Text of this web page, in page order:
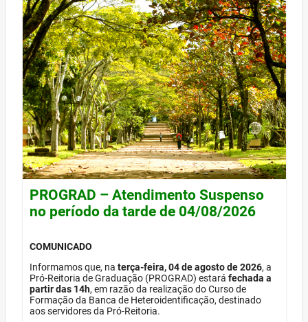
PROGRAD – Atendimento Suspenso
no período da tarde de 04/08/2026
COMUNICADO
Informamos que, na terça-feira, 04 de agosto de 2026, a
Pró-Reitoria de Graduação (PROGRAD) estará fechada a
partir das 14h, em razão da realização do Curso de
Formação da Banca de Heteroidentificação, destinado
aos servidores da Pró-Reitoria.